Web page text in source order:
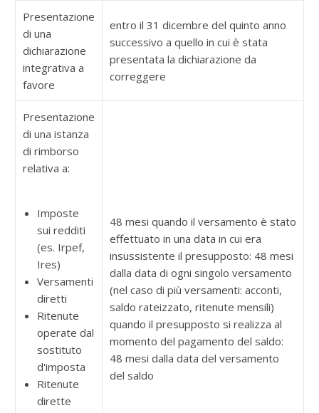
Presentazione
di una
dichiarazione
integrativa a
favore
entro il 31 dicembre del quinto anno
successivo a quello in cui è stata
presentata la dichiarazione da
correggere
Presentazione
di una istanza
di rimborso
relativa a:
Imposte
sui redditi
(es. Irpef,
Ires)
Versamenti
diretti
Ritenute
operate dal
sostituto
d'imposta
Ritenute
dirette
48 mesi quando il versamento è stato
effettuato in una data in cui era
insussistente il presupposto: 48 mesi
dalla data di ogni singolo versamento
(nel caso di più versamenti: acconti,
saldo rateizzato, ritenute mensili)
quando il presupposto si realizza al
momento del pagamento del saldo:
48 mesi dalla data del versamento
del saldo